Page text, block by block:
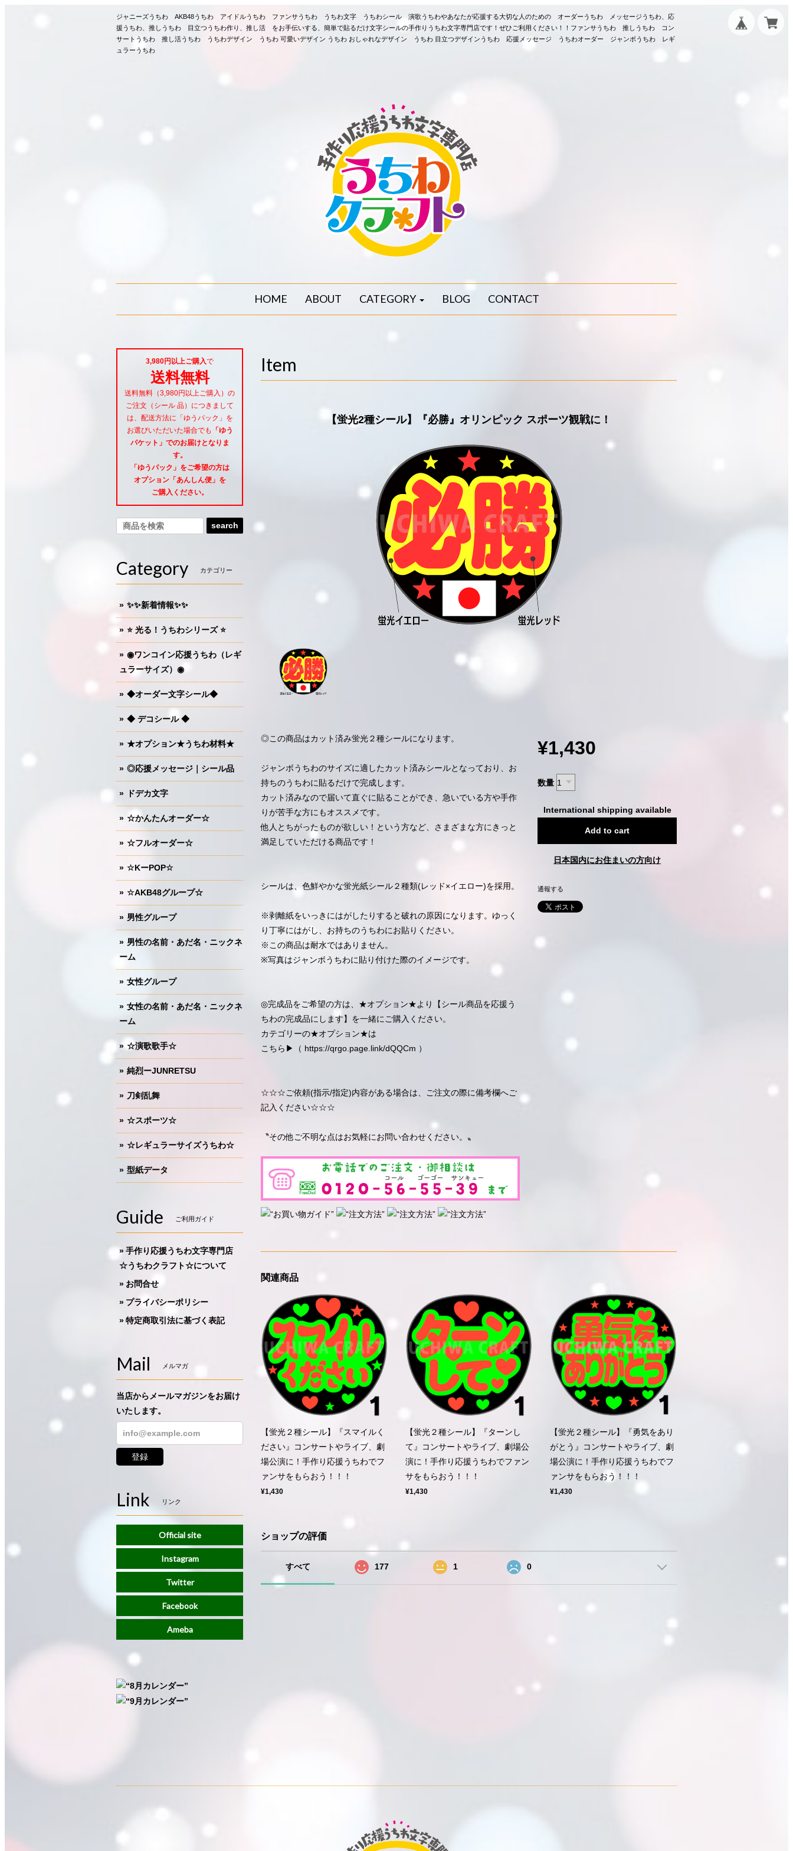
ジャニーズうちわ AKB48うちわ アイドルうちわ ファンサうちわ うちわ文字 うちわシール 演歌うちわやあなたが応援する大切な人のための オーダーうちわ メッセージうちわ、応
援うちわ、推しうちわ 目立つうちわ作り、推し活 をお手伝いする、簡単で貼るだけ文字シールの手作りうちわ文字専門店です！ぜひご利用ください！！ファンサうちわ 推しうちわ コン
サートうちわ 推し活うちわ うちわデザイン うちわ 可愛いデザイン うちわ おしゃれなデザイン うちわ 目立つデザインうちわ 応援メッセージ うちわオーダー ジャンボうちわ レギ
ュラーうちわ
HOME ABOUT CATEGORY BLOG CONTACT
Item
【蛍光2種シール】『必勝』オリンピック スポーツ観戦に！
◎この商品はカット済み蛍光２種シールになります。
ジャンボうちわのサイズに適したカット済みシールとなっており、お
持ちのうちわに貼るだけで完成します。
カット済みなので届いて直ぐに貼ることができ、急いでいる方や手作
りが苦手な方にもオススメです。
他人とちがったものが欲しい！という方など、さまざまな方にきっと
満足していただける商品です！
シールは、色鮮やかな蛍光紙シール２種類(レッド×イエロー)を採用。
※剥離紙をいっきにはがしたりすると破れの原因になります。ゆっく
り丁寧にはがし、お持ちのうちわにお貼りください。
※この商品は耐水ではありません。
※写真はジャンボうちわに貼り付けた際のイメージです。
◎完成品をご希望の方は、★オプション★より【シール商品を応援う
ちわの完成品にします】を一緒にご購入ください。
カテゴリーの★オプション★は
こちら▶︎（ https://qrgo.page.link/dQQCm ）
☆☆☆ご依頼(指示/指定)内容がある場合は、ご注文の際に備考欄へご
記入ください☆☆☆
〝その他ご不明な点はお気軽にお問い合わせください。〟
¥1,430
数量
International shipping available
Add to cart
日本国内にお住まいの方向け
通報する
関連商品
【蛍光２種シール】『スマイルく
ださい』コンサートやライブ、劇
場公演に！手作り応援うちわでフ
ァンサをもらおう！！！
¥1,430
【蛍光２種シール】『ターンし
て』コンサートやライブ、劇場公
演に！手作り応援うちわでファン
サをもらおう！！！
¥1,430
【蛍光２種シール】『勇気をあり
がとう』コンサートやライブ、劇
場公演に！手作り応援うちわでフ
ァンサをもらおう！！！
¥1,430
ショップの評価
すべて 177 1 0
3,980円以上ご購入で
送料無料
送料無料（3,980円以上ご購入）の
ご注文（シール 品）につきまして
は、配送方法に「ゆうパック」を
お選びいただいた場合でも
「ゆう
パケット」でのお届けとなりま
す。
「ゆうパック」をご希望の方は
オプション「あんしん便」 を
ご購入ください。
search
Category カテゴリー
✨✨新着情報✨✨
⭐️ 光る！うちわシリーズ ⭐️
◉ワンコイン応援うちわ（レギ
ュラーサイズ）◉
◆オーダー文字シール◆
◆ デコシール ◆
★オプション★うちわ材料★
◎応援メッセージ｜シール品
ドデカ文字
☆かんたんオーダー☆
☆フルオーダー☆
☆KーPOP☆
☆AKB48グループ☆
男性グループ
男性の名前・あだ名・ニックネ
ーム
女性グループ
女性の名前・あだ名・ニックネ
ーム
☆演歌歌手☆
純烈ーJUNRETSU
刀剣乱舞
☆スポーツ☆
☆レギュラーサイズうちわ☆
型紙データ
Guide ご利用ガイド
手作り応援うちわ文字専門店
☆うちわクラフト☆について
お問合せ
プライバシーポリシー
特定商取引法に基づく表記
Mail メルマガ
当店からメールマガジンをお届け
いたします。
登録
Link リンク
Official site
Instagram
Twitter
Facebook
Ameba